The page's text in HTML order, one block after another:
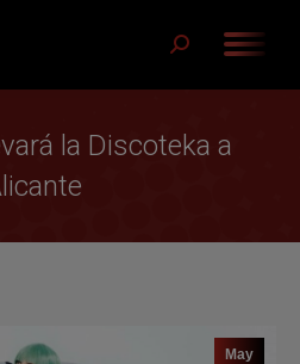
Buscar:
la Discoteka a
May